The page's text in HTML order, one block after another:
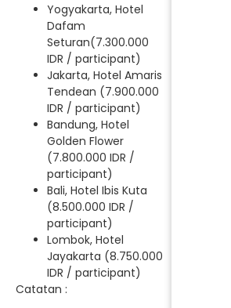
Yogyakarta, Hotel
Dafam
Seturan(7.300.000
IDR / participant)
Jakarta, Hotel Amaris
Tendean (7.900.000
IDR / participant)
Bandung, Hotel
Golden Flower
(7.800.000 IDR /
participant)
Bali, Hotel Ibis Kuta
(8.500.000 IDR /
participant)
Lombok, Hotel
Jayakarta (8.750.000
IDR / participant)
Catatan :